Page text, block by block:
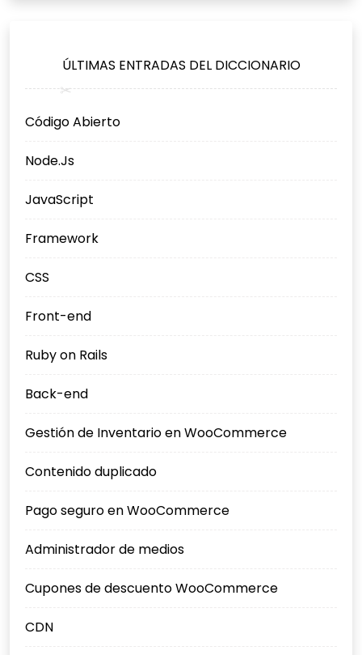
ÚLTIMAS ENTRADAS DEL DICCIONARIO
Código Abierto
Node.Js
JavaScript
Framework
CSS
Front-end
Ruby on Rails
Back-end
Gestión de Inventario en WooCommerce
Contenido duplicado
Pago seguro en WooCommerce
Administrador de medios
Cupones de descuento WooCommerce
CDN